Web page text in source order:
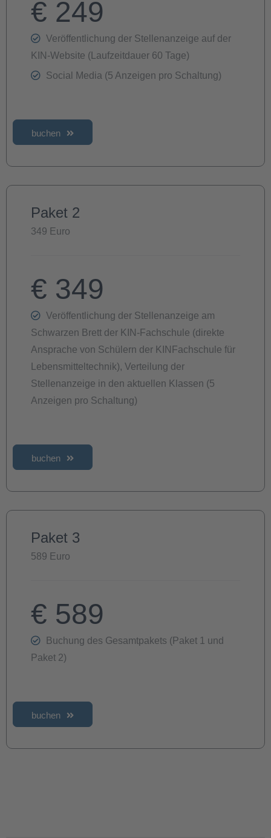
€ 249
Veröffentlichung der Stellenanzeige auf der
KIN-Website (Laufzeitdauer 60 Tage)
Social Media (5 Anzeigen pro Schaltung)
buchen
Paket 2
349 Euro
€ 349
Veröffentlichung der Stellenanzeige am
Schwarzen Brett der KIN-Fachschule (direkte
Ansprache von Schülern der KINFachschule für
Lebensmitteltechnik), Verteilung der
Stellenanzeige in den aktuellen Klassen (5
Anzeigen pro Schaltung)
buchen
Paket 3
589 Euro
€ 589
Buchung des Gesamtpakets (Paket 1 und
Paket 2)
buchen